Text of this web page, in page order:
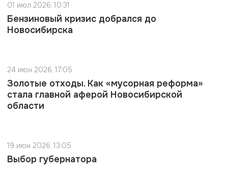
01 июл 2026, 10:31
Бензиновый кризис добрался до
Новосибирска
24 июн 2026, 17:05
Золотые отходы. Как «мусорная реформа»
стала главной аферой Новосибирской
области
19 июн 2026, 13:05
Выбор губернатора